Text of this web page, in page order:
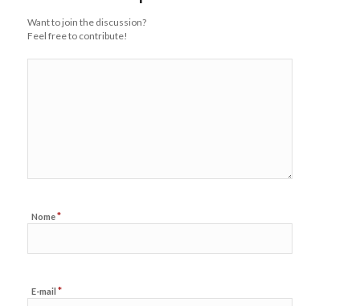
Want to join the discussion?
Feel free to contribute!
Nome*
E-mail *